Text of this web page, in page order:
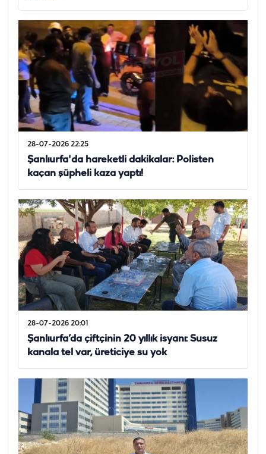
28-07-2026 22:25
Şanlıurfa'da hareketli dakikalar: Polisten
kaçan şüpheli kaza yaptı!
28-07-2026 20:01
Şanlıurfa’da çiftçinin 20 yıllık isyanı: Susuz
kanala tel var, üreticiye su yok